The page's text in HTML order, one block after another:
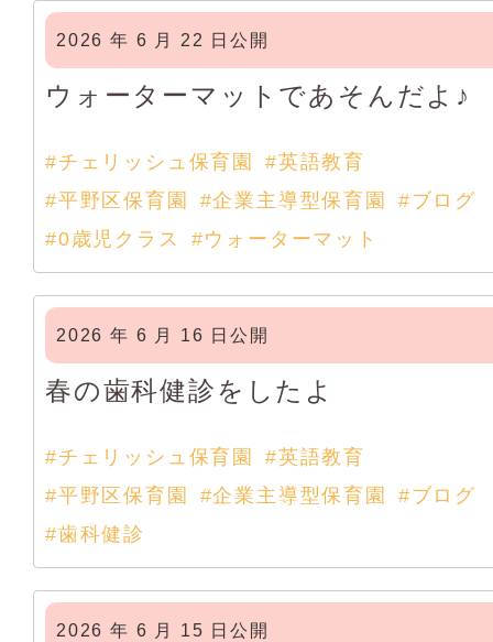
2026 年 6 月 22 日公開
ウォーターマットであそんだよ♪
#チェリッシュ保育園
#英語教育
#平野区保育園
#企業主導型保育園
#ブログ
#0歳児クラス
#ウォーターマット
2026 年 6 月 16 日公開
春の歯科健診をしたよ
#チェリッシュ保育園
#英語教育
#平野区保育園
#企業主導型保育園
#ブログ
#歯科健診
2026 年 6 月 15 日公開